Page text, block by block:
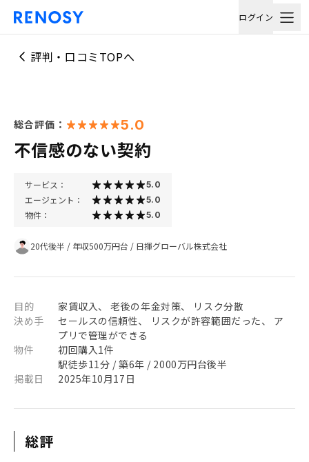
ログイン
評判・口コミTOPへ
総合評価： 5.0
不信感のない契約
サービス： 5.0
エージェント： 5.0
物件： 5.0
20代後半 / 年収500万円台 / 日揮グローバル株式会社
目的
家賃収入、 老後の年金対策、 リスク分散
決め手
セールスの信頼性、 リスクが許容範囲だった、 ア
プリで管理ができる
物件
初回購入1件
駅徒歩11分 / 築6年 / 2000万円台後半
掲載日
2025年10月17日
総評